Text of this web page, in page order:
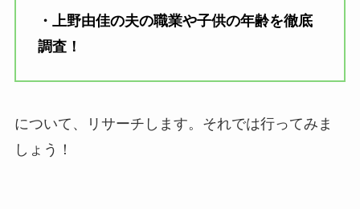
・上野由佳の夫の職業や子供の年齢を徹底
調査！
について、リサーチします。それでは行ってみま
しょう！